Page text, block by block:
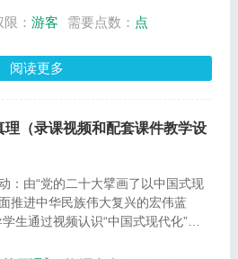
： 游客 需要点数： 点
阅读更多
（录课视频和配套课件教学设
：由“党的二十大擘画了以中国式现
推进中华民族伟大复兴的宏伟蓝
学生通过视频认识“中国式现代化”，